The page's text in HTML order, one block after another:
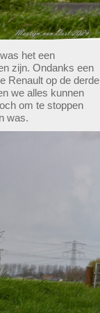
het een
zijn. Ondanks een
Renault op de derde
we alles kunnen
om te stoppen
was.